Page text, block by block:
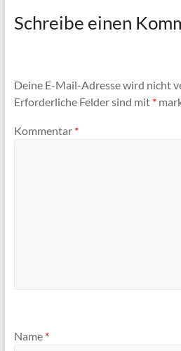
Schreibe einen
Deine E-Mail-Adresse wird nicht
Erforderliche Felder sind mit *
Kommentar *
Name *